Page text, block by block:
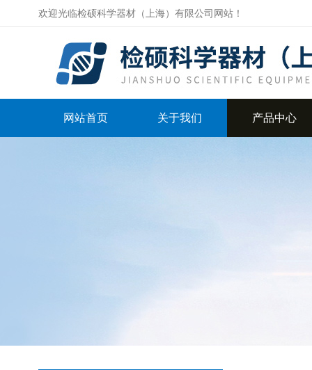
欢迎光临检硕科学器材（上海）有限公司网站！
网站首页 关于我们 产品中心